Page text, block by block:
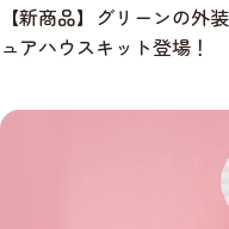
【新商品】グリーンの外
ュアハウスキット登場！